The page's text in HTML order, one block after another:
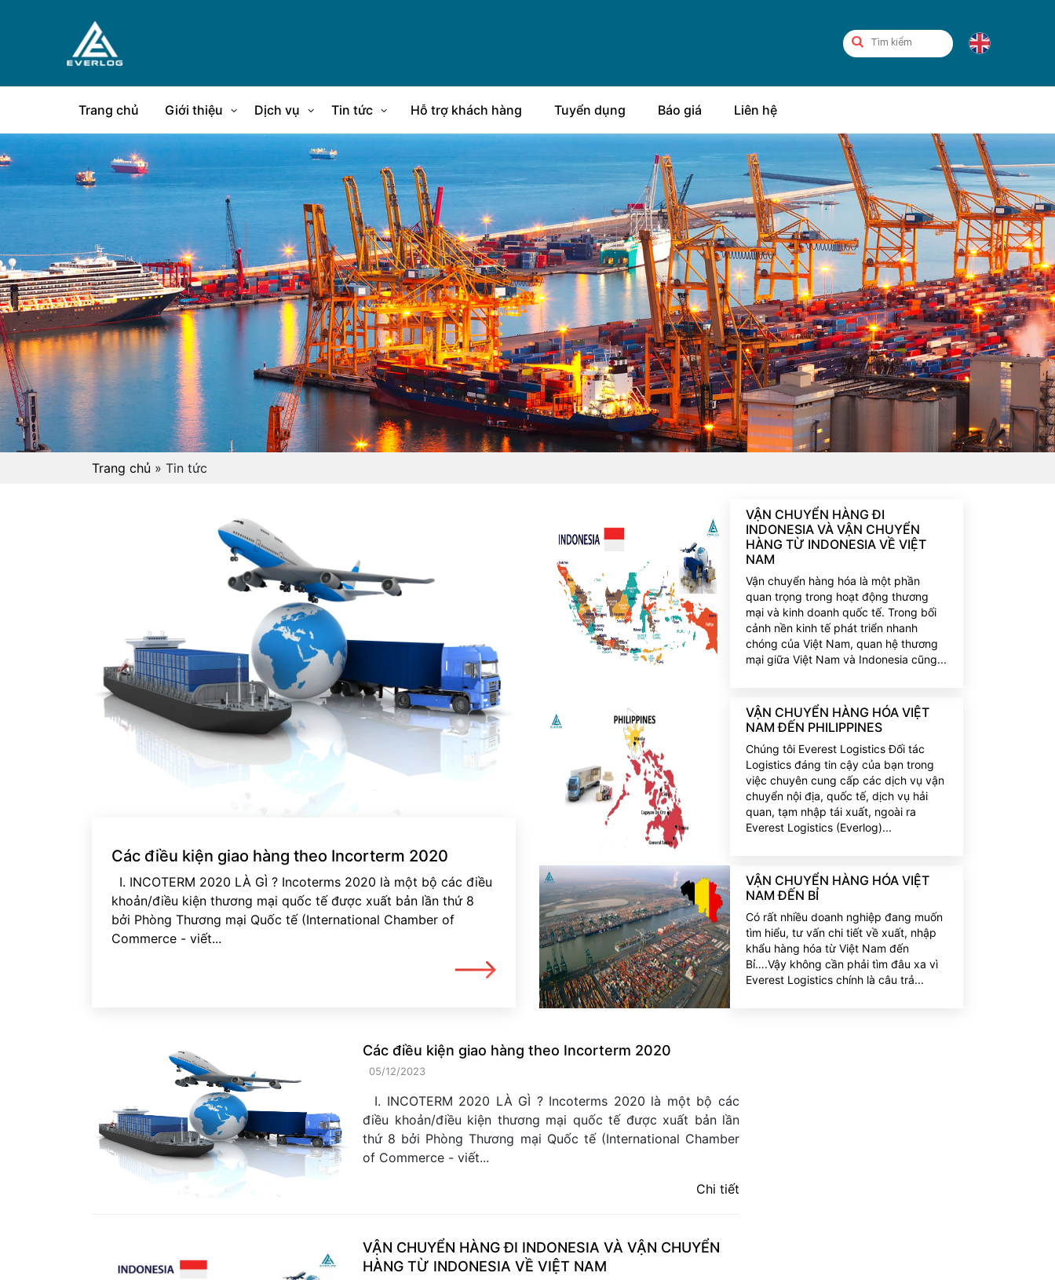
Trang chủ Giới thiệu Dịch vụ Tin tức Hỗ trợ khách hàng Tuyển dụng Báo giá Liên hệ
Trang chủ » Tin tức
Các điều kiện giao hàng theo Incorterm 2020
I. INCOTERM 2020 LÀ GÌ ? Incoterms 2020 là một bộ các điều
khoản/điều kiện thương mại quốc tế được xuất bản lần thứ 8
bởi Phòng Thương mại Quốc tế (International Chamber of
Commerce - viết...
VẬN CHUYỂN HÀNG ĐI
INDONESIA VÀ VẬN CHUYỂN
HÀNG TỪ INDONESIA VỀ VIỆT
NAM
Vận chuyển hàng hóa là một phần
quan trọng trong hoạt động thương
mại và kinh doanh quốc tế. Trong bối
cảnh nền kinh tế phát triển nhanh
chóng của Việt Nam, quan hệ thương
mại giữa Việt Nam và Indonesia cũng...
VẬN CHUYỂN HÀNG HÓA VIỆT
NAM ĐẾN PHILIPPINES
Chúng tôi Everest Logistics Đối tác
Logistics đáng tin cậy của bạn trong
việc chuyên cung cấp các dịch vụ vận
chuyển nội địa, quốc tế, dịch vụ hải
quan, tạm nhập tái xuất, ngoài ra
Everest Logistics (Everlog)...
VẬN CHUYỂN HÀNG HÓA VIỆT
NAM ĐẾN BỈ
Có rất nhiều doanh nghiệp đang muốn
tìm hiểu, tư vấn chi tiết về xuất, nhập
khẩu hàng hóa từ Việt Nam đến
Bỉ….Vậy không cần phải tìm đâu xa vì
Everest Logistics chính là câu trả...
Các điều kiện giao hàng theo Incorterm 2020
05/12/2023
I. INCOTERM 2020 LÀ GÌ ? Incoterms 2020 là một bộ các
điều khoản/điều kiện thương mại quốc tế được xuất bản lần
thứ 8 bởi Phòng Thương mại Quốc tế (International Chamber
of Commerce - viết...
Chi tiết
VẬN CHUYỂN HÀNG ĐI INDONESIA VÀ VẬN CHUYỂN
HÀNG TỪ INDONESIA VỀ VIỆT NAM